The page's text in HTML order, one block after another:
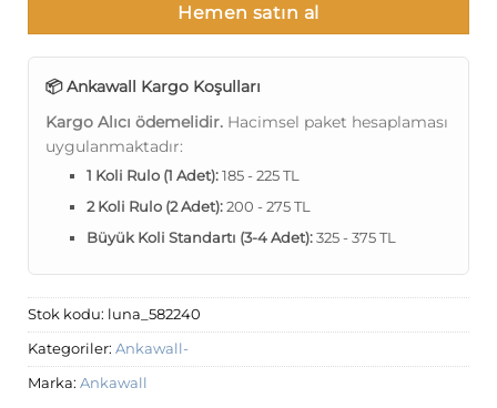
Hemen satın al
📦 Ankawall Kargo Koşulları
Kargo Alıcı ödemelidir. Hacimsel paket hesaplaması
uygulanmaktadır:
1 Koli Rulo (1 Adet):185 - 225 TL
2 Koli Rulo (2 Adet):200 - 275 TL
Büyük Koli Standartı (3-4 Adet):325 - 375 TL
Stok kodu: luna_582240
Kategoriler: Ankawall-
Marka: Ankawall